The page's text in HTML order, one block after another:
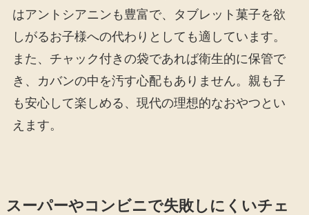
はアントシアニンも豊富で、タブレット菓子を欲
しがるお子様への代わりとしても適しています。
また、チャック付きの袋であれば衛生的に保管で
き、カバンの中を汚す心配もありません。親も子
も安心して楽しめる、現代の理想的なおやつとい
えます。
スーパーやコンビニで失敗しにくいチェ